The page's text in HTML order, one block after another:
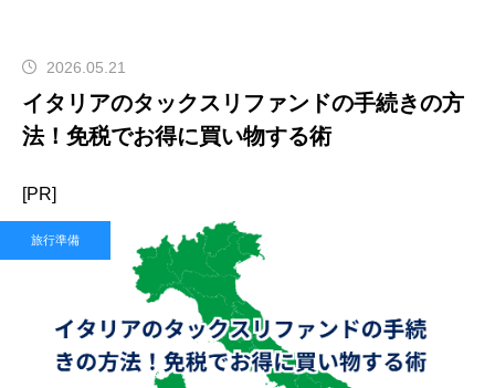
2026.05.21
イタリアのタックスリファンドの手続きの方
法！免税でお得に買い物する術
[PR]
旅行準備